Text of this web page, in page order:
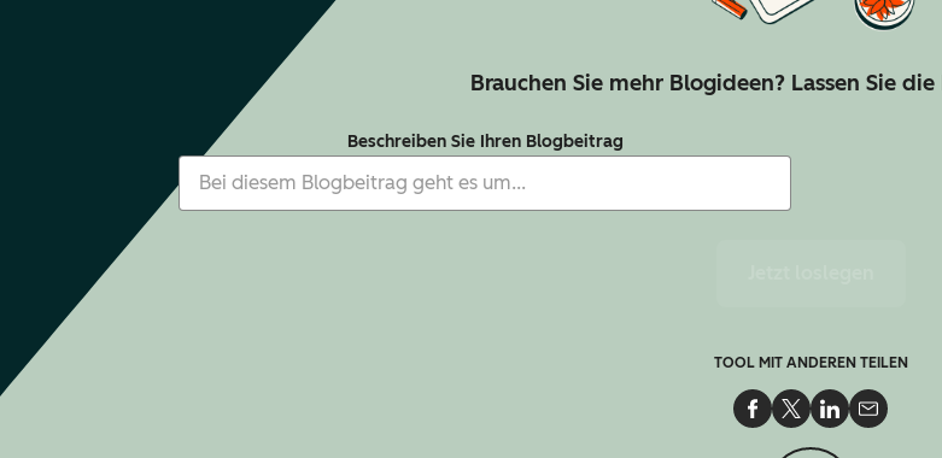
Brauchen Sie mehr Blogideen? Lassen Sie
Beschreiben Sie Ihren Blogbeitrag
TOOL MIT ANDEREN TEILEN
Auf Facebook teilen
Auf Twitter teilen
Auf Per E-